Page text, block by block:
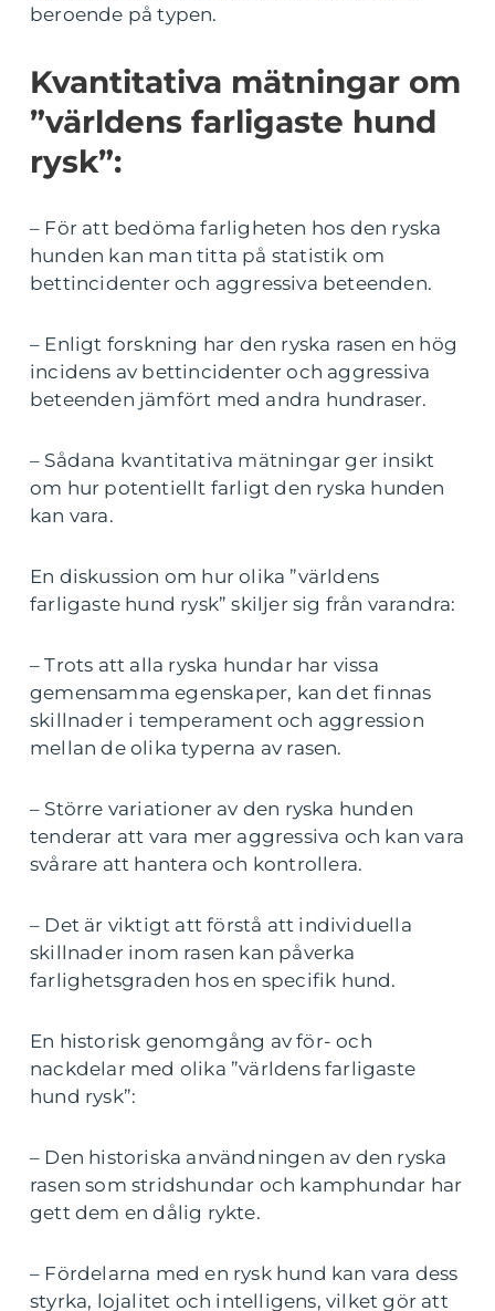
beroende på typen.
Kvantitativa mätningar om
”världens farligaste hund
rysk”:
– För att bedöma farligheten hos den ryska
hunden kan man titta på statistik om
bettincidenter och aggressiva beteenden.
– Enligt forskning har den ryska rasen en hög
incidens av bettincidenter och aggressiva
beteenden jämfört med andra hundraser.
– Sådana kvantitativa mätningar ger insikt
om hur potentiellt farligt den ryska hunden
kan vara.
En diskussion om hur olika ”världens
farligaste hund rysk” skiljer sig från varandra:
– Trots att alla ryska hundar har vissa
gemensamma egenskaper, kan det finnas
skillnader i temperament och aggression
mellan de olika typerna av rasen.
– Större variationer av den ryska hunden
tenderar att vara mer aggressiva och kan vara
svårare att hantera och kontrollera.
– Det är viktigt att förstå att individuella
skillnader inom rasen kan påverka
farlighetsgraden hos en specifik hund.
En historisk genomgång av för- och
nackdelar med olika ”världens farligaste
hund rysk”:
– Den historiska användningen av den ryska
rasen som stridshundar och kamphundar har
gett dem en dålig rykte.
– Fördelarna med en rysk hund kan vara dess
styrka, lojalitet och intelligens, vilket gör att